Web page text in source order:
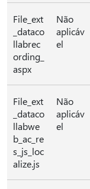
File_ext
_dataco
llabrec
ording_
aspx
Não
aplicáv
el
File_ext
_dataco
llabwe
b_ac_re
s_js_loc
alize.js
Não
aplicáv
el